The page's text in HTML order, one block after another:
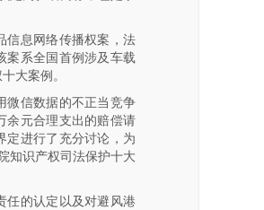
信息网络传播权案，法
案系全国首例涉及车载
大案例。
微信数据的不正当竞争
余元合理支出的赔偿请
定进行了充分讨论，为
知识产权司法保护十大
任的认定以及对避风港